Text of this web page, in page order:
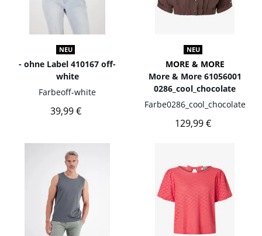
NEU
- ohne Label 410167 off-
white
Farbeoff-white
39,99 €
NEU
MORE & MORE
More & More 61056001
0286_cool_chocolate
Farbe0286_cool_chocolate
129,99 €